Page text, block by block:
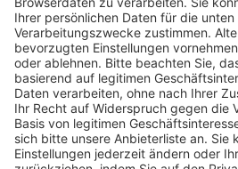
Trainerausbildung
Schulungsangebot Vereinsmitarbeiter
BFV-Geschäftsstellen
Trainerbörse
Login SpielPlus